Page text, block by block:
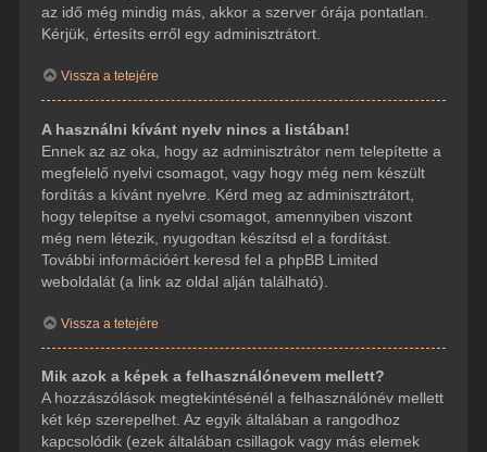
az idő még mindig más, akkor a szerver órája pontatlan.
Kérjük, értesíts erről egy adminisztrátort.
Vissza a tetejére
A használni kívánt nyelv nincs a listában!
Ennek az az oka, hogy az adminisztrátor nem telepítette a
megfelelő nyelvi csomagot, vagy hogy még nem készült
fordítás a kívánt nyelvre. Kérd meg az adminisztrátort,
hogy telepítse a nyelvi csomagot, amennyiben viszont
még nem létezik, nyugodtan készítsd el a fordítást.
További információért keresd fel a phpBB Limited
weboldalát (a link az oldal alján található).
Vissza a tetejére
Mik azok a képek a felhasználónevem mellett?
A hozzászólások megtekintésénél a felhasználónév mellett
két kép szerepelhet. Az egyik általában a rangodhoz
kapcsolódik (ezek általában csillagok vagy más elemek